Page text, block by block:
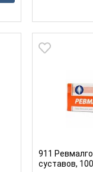
911
суставов,